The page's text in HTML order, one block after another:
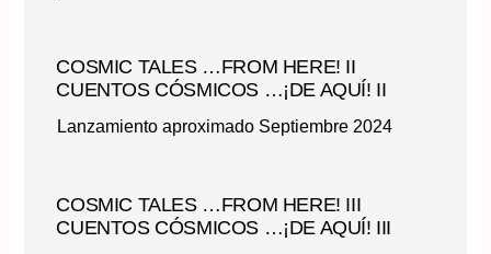
COSMIC TALES …FROM HERE! II
CUENTOS CÓSMICOS …¡DE AQUÍ! II
Lanzamiento aproximado Septiembre 2024
COSMIC TALES …FROM HERE! III
CUENTOS CÓSMICOS …¡DE AQUÍ! III